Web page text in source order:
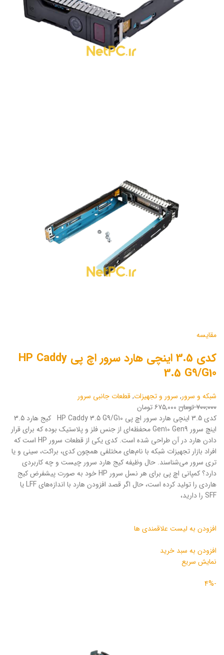
مقایسه
کدی 3.5 اینچی هارد سرور اچ پی HP Caddy
3.5 G9/G10
شبکه و سرور, سرور و تجهیزات,قطعات جانبی سرور
۷۰۰,۰۰۰ تومان
۶۷۵,۰۰۰ تومان
کدی 3.5 اینچی هارد سرور اچ پی HP Caddy 3.5 G9/G10 کیج هارد 3.5
اینچ سرور Gen10 Gen9 محفظه‌ای از جنس فلز و پلاستیک بوده که برای قرار
دادن هارد در آن طراحی شده است. کدی یکی از قطعات سرور HP است که
افراد بازار تجهیزات شبکه با نام‌های مختلفی همچون کدی، براکت، سینی و یا
تری سرور می‌شناسند. حال وظیفه کیج هارد سرور چیست و چه کاربردی
دارد؟ کمپانی اچ پی برای هر نسل سرور HP خود به صورت پیشفرض کیج
هاردی را تولید کرده است، حال اگر قصد افزودن هارد با اندازه‌های LFF یا
SFF را دارید‌،
افزودن به لیست علاقمندی ها
افزودن به سبد خرید
نمایش سریع
-4%